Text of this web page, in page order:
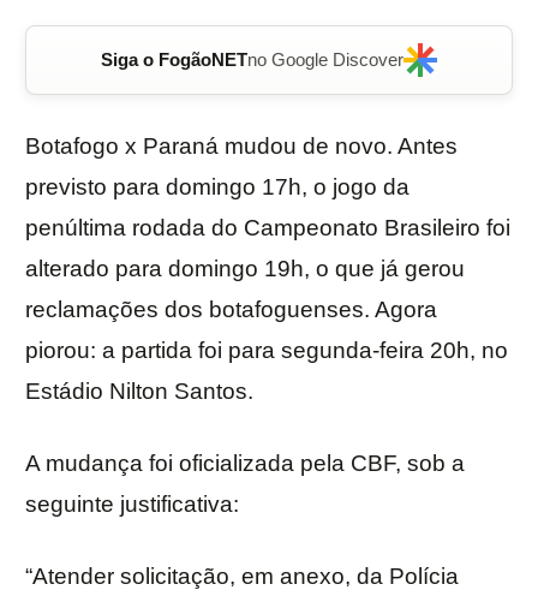
Siga o FogãoNETno Google Discover
Botafogo x Paraná mudou de novo. Antes
previsto para domingo 17h, o jogo da
penúltima rodada do Campeonato Brasileiro foi
alterado para domingo 19h, o que já gerou
reclamações dos botafoguenses. Agora
piorou: a partida foi para segunda-feira 20h, no
Estádio Nilton Santos.
A mudança foi oficializada pela CBF, sob a
seguinte justificativa:
“Atender solicitação, em anexo, da Polícia